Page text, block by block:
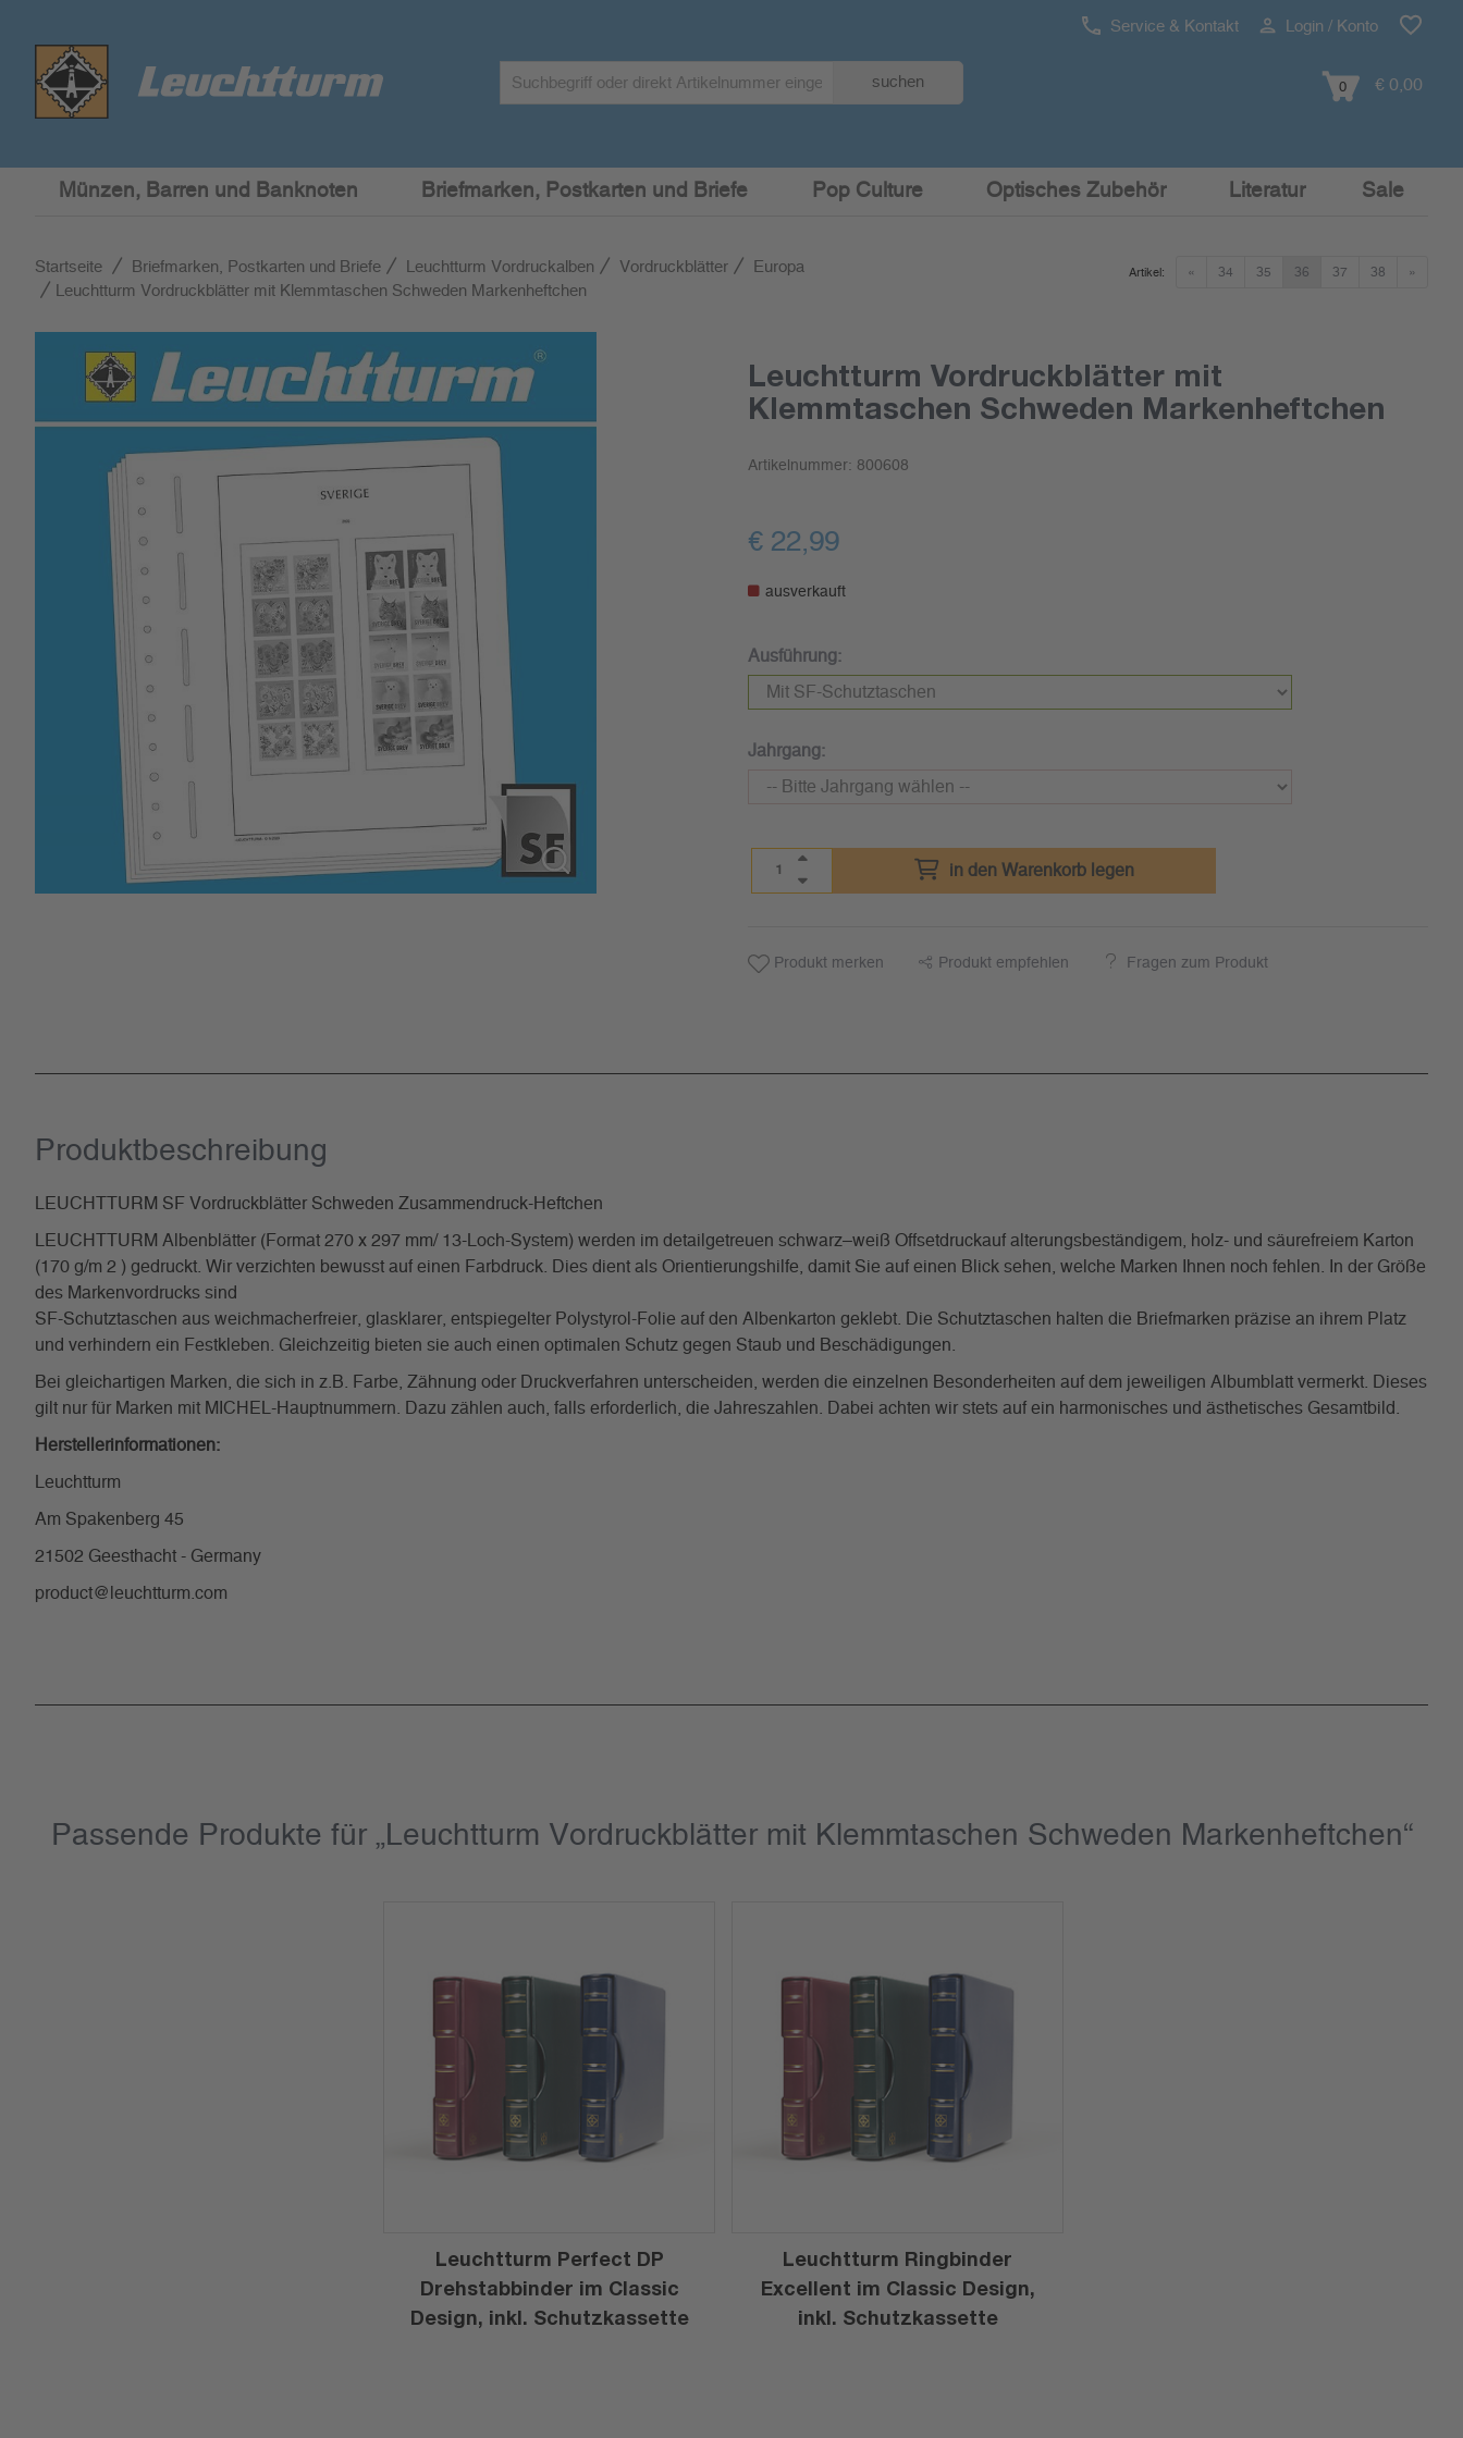
Service & Kontakt Login / Konto
suchen 0 € 0,00
Münzen, Barren und Banknoten Briefmarken, Postkarten und Briefe Pop Culture Optisches Zubehör Literatur Sale
Startseite Briefmarken, Postkarten und Briefe Leuchtturm Vordruckalben Vordruckblätter
Europa
Leuchtturm Vordruckblätter mit Klemmtaschen Schweden Markenheftchen
« 34 35 36 37 38 »
Artikel:
Leuchtturm Vordruckblätter mit
Klemmtaschen Schweden Markenheftchen
Artikelnummer: 800608
€22,99
ausverkauft
Ausführung:
Jahrgang:
in den Warenkorb legen
Produkt merken Produkt empfehlen Fragen zum Produkt
Produkt­beschreibung
LEUCHTTURM SF Vordruckblätter Schweden Zusammendruck-Heftchen
LEUCHTTURM Albenblätter (Format 270 x 297 mm/ 13-Loch-System) werden im detailgetreuen schwarz–weiß Offsetdruckauf alterungsbeständigem, holz- und säurefreiem Karton
(170 g/m 2 ) gedruckt. Wir verzichten bewusst auf einen Farbdruck. Dies dient als Orientierungshilfe, damit Sie auf einen Blick sehen, welche Marken Ihnen noch fehlen. In der Größe
des Markenvordrucks sind
SF-Schutztaschen aus weichmacherfreier, glasklarer, entspiegelter Polystyrol-Folie auf den Albenkarton geklebt. Die Schutztaschen halten die Briefmarken präzise an ihrem Platz
und verhindern ein Festkleben. Gleichzeitig bieten sie auch einen optimalen Schutz gegen Staub und Beschädigungen.
Bei gleichartigen Marken, die sich in z.B. Farbe, Zähnung oder Druckverfahren unterscheiden, werden die einzelnen Besonderheiten auf dem jeweiligen Albumblatt vermerkt. Dieses
gilt nur für Marken mit MICHEL-Hauptnummern. Dazu zählen auch, falls erforderlich, die Jahreszahlen. Dabei achten wir stets auf ein harmonisches und ästhetisches Gesamtbild.
Herstellerinformationen:
Leuchtturm
Am Spakenberg 45
21502 Geesthacht - Germany
product@leuchtturm.com
Passende Produkte für „Leuchtturm Vordruckblätter mit Klemmtaschen Schweden Markenheftchen“
Leuchtturm Perfect DP
Drehstabbinder im Classic
Design, inkl. Schutzkassette
Leuchtturm Ringbinder
Excellent im Classic Design,
inkl. Schutzkassette